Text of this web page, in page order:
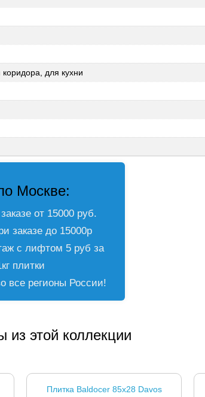
для кухни
Москве:
от 15000 руб.
заказе до 15000р
с лифтом 5 руб за
плитки
все регионы России!
из этой коллекции
Плитка Baldocer 85x28 Davos